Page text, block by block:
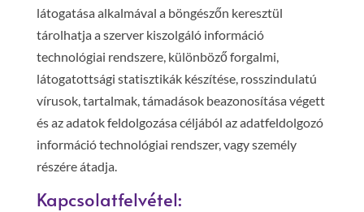
látogatása alkalmával a böngészőn keresztül
tárolhatja a szerver kiszolgáló információ
technológiai rendszere, különböző forgalmi,
látogatottsági statisztikák készítése, rosszindulatú
vírusok, tartalmak, támadások beazonosítása végett
és az adatok feldolgozása céljából az adatfeldolgozó
információ technológiai rendszer, vagy személy
részére átadja.
Kapcsolatfelvétel: